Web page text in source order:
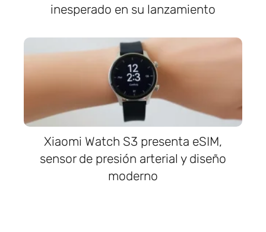
inesperado en su lanzamiento
Xiaomi Watch S3 presenta eSIM,
sensor de presión arterial y diseño
moderno